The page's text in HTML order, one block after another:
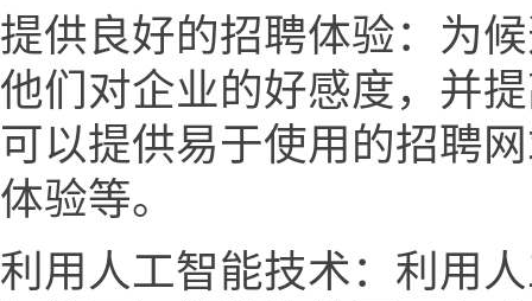
提供良好的招聘体验：为
他们对企业的好感度，并
可以提供易于使用的招聘
体验等。
利用人工智能技术：利用